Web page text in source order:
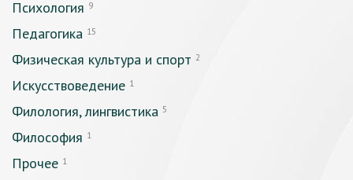
Психология 9
Педагогика 15
Физическая культура и спорт 2
Искусствоведение 1
Филология, лингвистика 5
Философия 1
Прочее 1